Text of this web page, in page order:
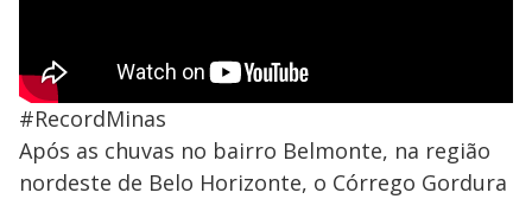
#RecordMinas
Após as chuvas no bairro Belmonte, na região
nordeste de Belo Horizonte, o Córrego Gordura